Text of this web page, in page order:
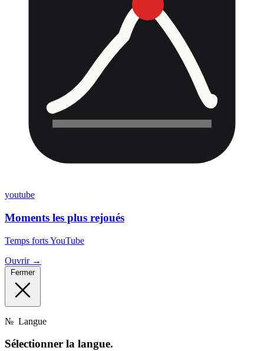
youtube
Moments les plus rejoués
Temps forts YouTube
Ouvrir →
Fermer
№ Langue
Sélectionner la langue.